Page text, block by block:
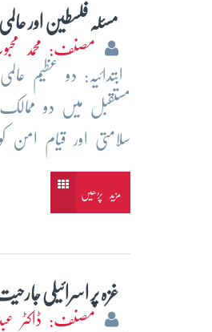
مسئلہ فلسطین اور
مصنف: محمد
ابتدائیہ: دو عظیم
مستقبل میں دو
سلامتی اور قیام
مزید پڑھیں
غزہ پر اسرائیلی
مصنف: ڈاکٹر